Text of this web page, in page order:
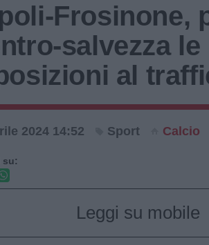
Frosinone,
salvezza le
al
2024 14:52 Sport Calcio
su:
Leggi su mobile